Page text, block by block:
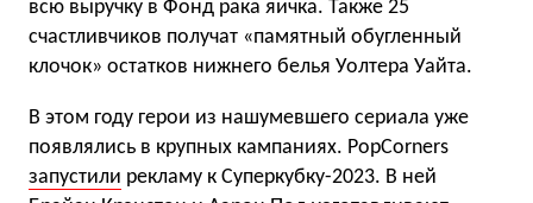
всю выручку в Фонд рака яичка. Также 25
счастливчиков получат «памятный обугленный
клочок» остатков нижнего белья Уолтера Уайта.
В этом году герои из нашумевшего сериала уже
появлялись в крупных кампаниях. PopCorners
запустили рекламу к Суперкубку-2023. В ней